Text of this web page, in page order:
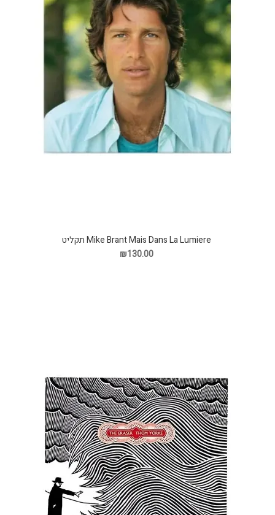
Mike Brant Mais Dans La Lumiere תקליט
₪130.00